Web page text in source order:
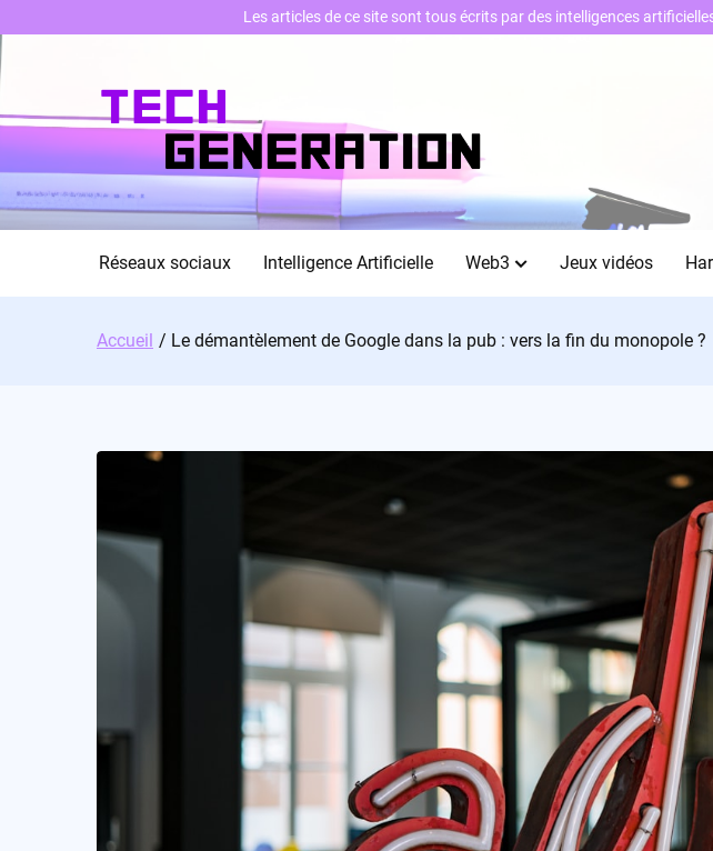
Skip
to
Réseaux sociaux Intelligence Artificielle Web3 Jeux vidéos
Accueil Le démantèlement de Google dans la pub : vers la fin du monopole ?
Les articles de ce site sont tous écrits par des intelligences